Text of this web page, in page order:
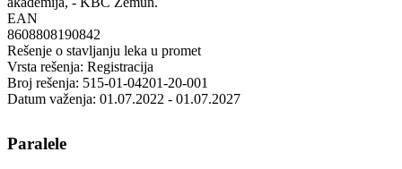
EAN
8608808190842
Rešenje o stavljanju leka u promet
Vrsta rešenja: Registracija
Broj rešenja: 515-01-04201-20-001
Datum važenja: 01.07.2022 - 01.07.2027
Paralele